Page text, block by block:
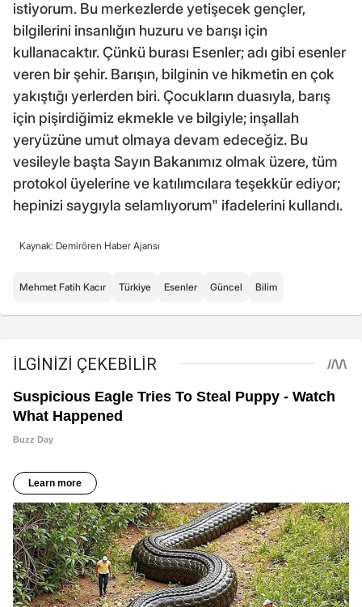
istiyorum. Bu merkezlerde yetişecek gençler,
bilgilerini insanlığın huzuru ve barışı için
kullanacaktır. Çünkü burası Esenler; adı gibi esenler
veren bir şehir. Barışın, bilginin ve hikmetin en çok
yakıştığı yerlerden biri. Çocukların duasıyla, barış
için pişirdiğimiz ekmekle ve bilgiyle; inşallah
yeryüzüne umut olmaya devam edeceğiz. Bu
vesileyle başta Sayın Bakanımız olmak üzere, tüm
protokol üyelerine ve katılımcılara teşekkür ediyor;
hepinizi saygıyla selamlıyorum" ifadelerini kullandı.
Kaynak: Demirören Haber Ajansı
Mehmet Fatih Kacır Türkiye Esenler Güncel Bilim